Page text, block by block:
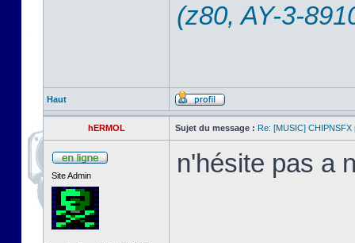
(z80, AY-3-
Haut
hERMOL Sujet du message : Re: [MUSIC]
Site Admin n'hésite pas a